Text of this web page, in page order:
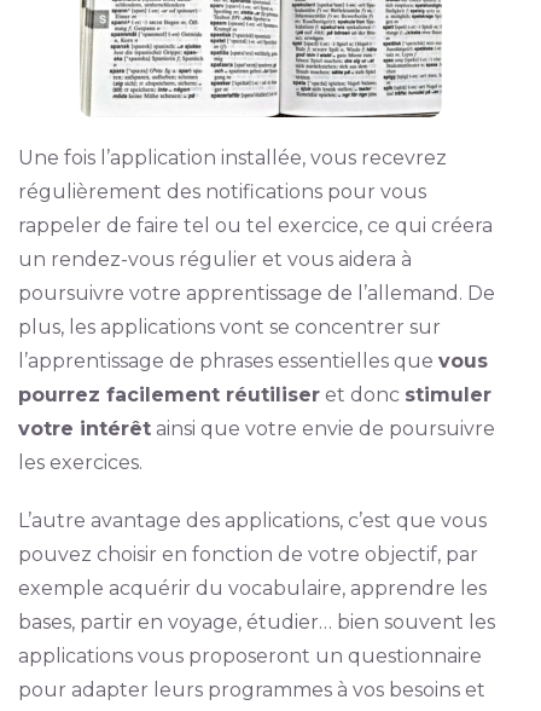
Une fois l’application installée, vous recevrez
régulièrement des notifications pour vous
rappeler de faire tel ou tel exercice, ce qui créera
un rendez-vous régulier et vous aidera à
poursuivre votre apprentissage de l’allemand. De
plus, les applications vont se concentrer sur
l’apprentissage de phrases essentielles que vous
pourrez facilement réutiliseret donc stimuler
votre intérêtainsi que votre envie de poursuivre
les exercices.
L’autre avantage des applications, c’est que vous
pouvez choisir en fonction de votre objectif, par
exemple acquérir du vocabulaire, apprendre les
bases, partir en voyage, étudier… bien souvent les
applications vous proposeront un questionnaire
pour adapter leurs programmes à vos besoins et